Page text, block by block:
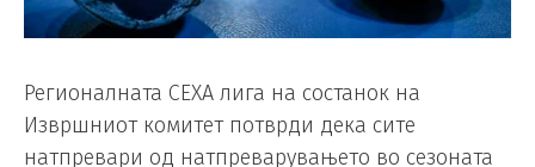
Регионалната СЕХА лига на состанок на
Извршниот комитет потврди дека сите
натпревари од натпреварувањето во сезоната